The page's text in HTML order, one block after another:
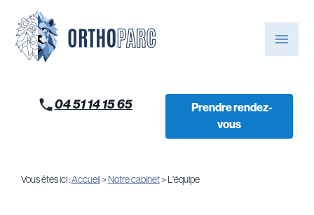
menu
04 51 14 15 65
Prendre rendez-
vous
Vous êtes ici :Accueil>Notre cabinet> L'équipe
Panneau de gestion des cookies